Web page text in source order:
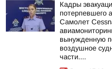
Кадры
потерпевшего
Самолет
вынужденную
воздушное
части....